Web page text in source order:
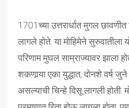
1701च्या उत्तरार्धात मुगल
लागले होते. या मोहिमेने सुरुवातीला
परिणाम मुघल साम्राज्यावर झाला
शकणार्‍या एका युद्धात, दोनशे वर्ष
असल्याची चिन्हे दिसू लागली होती.